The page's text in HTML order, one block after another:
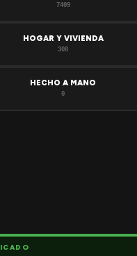
7409
HOGAR Y VIVIENDA
308
HECHO A MANO
0